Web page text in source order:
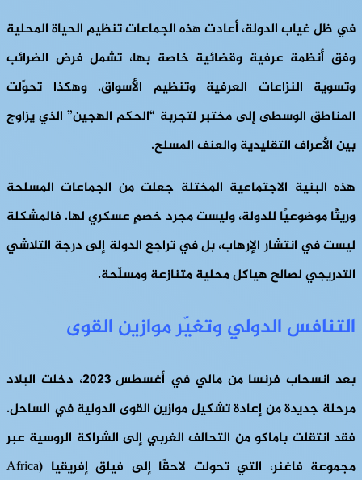
في ظل غياب الدولة، أعادت هذه الجماعات تنظيم الحياة المحلية
وفق أنظمة عرفية وقضائية خاصة بها، تشمل فرض الضرائب
وتسوية النزاعات العرفية وتنظيم الأسواق. وهكذا تحوّلت
المناطق الوسطى إلى مختبر لتجربة “الحكم الهجين” الذي يزاوج
بين الأعراف التقليدية والعنف المسلح.
هذه البنية الاجتماعية المختلة جعلت من الجماعات المسلحة
وريثًا موضوعيًا للدولة، وليست مجرد خصمٍ عسكري لها. فالمشكلة
ليست في انتشار الإرهاب، بل في تراجع الدولة إلى درجة التلاشي
التدريجي لصالح هياكل محلية متنازعة ومسلّحة.
التنافس الدولي وتغيّر موازين القوى
بعد انسحاب فرنسا من مالي في أغسطس 2023، دخلت البلاد
مرحلة جديدة من إعادة تشكيل موازين القوى الدولية في الساحل.
فقد انتقلت باماكو من التحالف الغربي إلى الشراكة الروسية عبر
مجموعة فاغنر، التي تحولت لاحقًا إلى فيلق إفريقيا (Africa